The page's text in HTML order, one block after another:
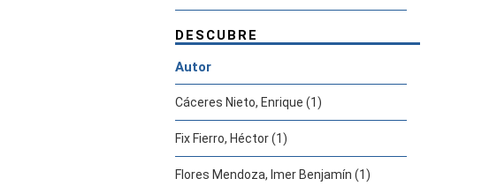
DESCUBRE
Autor
Cáceres Nieto, Enrique (1)
Fix Fierro, Héctor (1)
Flores Mendoza, Imer Benjamín (1)